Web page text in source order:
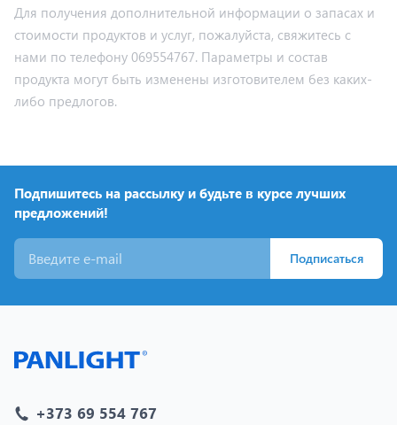
Для получения дополнительной информации о запасах и
стоимости продуктов и услуг, пожалуйста, свяжитесь с
нами по телефону 069554767. Параметры и состав
продукта могут быть изменены изготовителем без каких-
либо предлогов.
Подпишитесь на рассылку и будьте в курсе лучших
предложений!
Подписаться
+373 69 554 767